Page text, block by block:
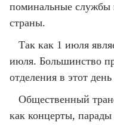
поминальные службы
страны.
Так как 1 июля
июля. Большинство
отделения в этот
Общественный
как концерты,